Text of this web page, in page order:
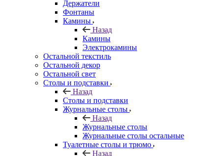
Держатели
Фонтаны
Камины
Назад
Камины
Электрокамины
Остальной текстиль
Остальной декор
Остальной свет
Столы и подставки
Назад
Столы и подставки
Журнальные столы
Назад
Журнальные столы
Журнальные столы остальные
Туалетные столы и трюмо
Назад